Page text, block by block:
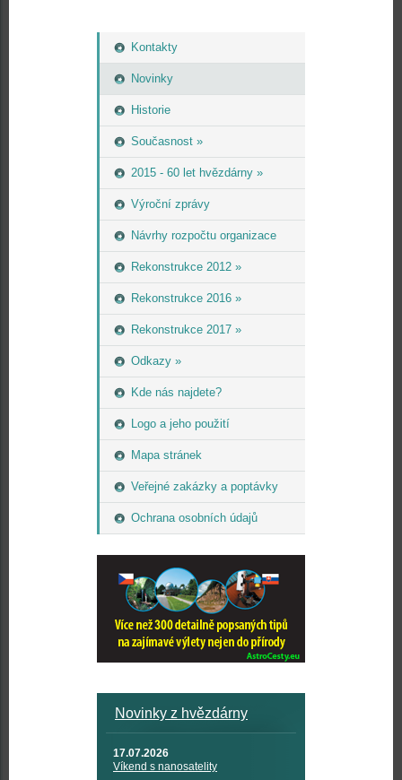
Kontakty
Novinky
Historie
Současnost »
2015 - 60 let hvězdárny »
Výroční zprávy
Návrhy rozpočtu organizace
Rekonstrukce 2012 »
Rekonstrukce 2016 »
Rekonstrukce 2017 »
Odkazy »
Kde nás najdete?
Logo a jeho použití
Mapa stránek
Veřejné zakázky a poptávky
Ochrana osobních údajů
Novinky z hvězdárny
17.07.2026
Víkend s nanosatelity